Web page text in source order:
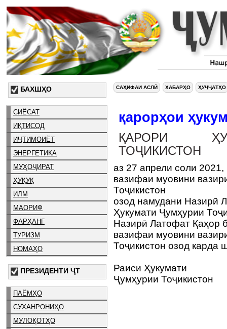
БАХШҲО
СИЁСАТ
ИҚТИСОД
ИҶТИМОИЁТ
ЭНЕРГЕТИКА
МУҲОҶИРАТ
ҲУҚУҚ
ИЛМ
МАОРИФ
ФАРҲАНГ
ТУРИЗМ
НОМАҲО
ПРЕЗИДЕНТИ ҶТ
ПАЁМҲО
СУХАНРОНИҲО
МУЛОҚОТҲО
САҲИФАИ АСЛӢ ХАБАРҲО ҲУҶҶАТҲО
қарорҳои
ҚАРОРИ
ТОҶИКИСТОН
аз 27 апрели соли
вазифаи муовини
Тоҷикистон
озод намудани Назирӣ
Ҳукумати Ҷумҳурии
Назирӣ Латофат Қаҳор
вазифаи муовини
Тоҷикистон озод карда
Раиси Ҳукумати
Ҷумҳурии Тоҷикистон